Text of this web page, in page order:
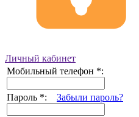
Личный кабинет
Мобильный телефон *:
Пароль *: Забыли пароль?